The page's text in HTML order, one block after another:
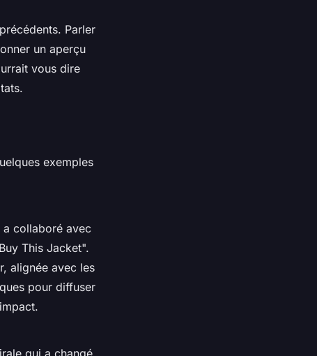
Parler
un aperçu
vous dire
exemples
a collaboré avec
This Jacket".
alignée avec les
pour diffuser
qui a changé